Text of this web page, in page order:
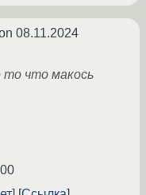
08.11.2024
то что макось